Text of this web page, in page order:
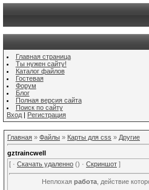
Главная страница
Ты нужен сайту!
Каталог файлов
Гостевая
Форум
Блог
Полная версия сайта
Поиск по сайту
Вход | Регистрация
Главная » Файлы » Карты для css » Другие
gztraincwell
[ · Скачать удаленно () · Скриншот ]
Неплохая работа , действие